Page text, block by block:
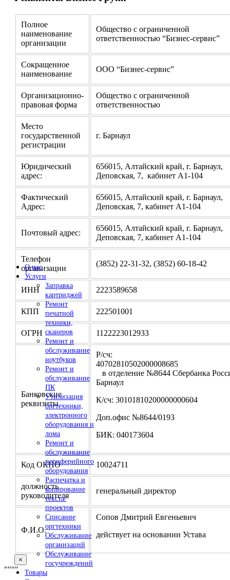
О нас
Услуги
Заправка
картриджей
Ремонт
печатной
техники,
сканеров
Ремонт и
обслуживание
ноутбуков
Ремонт и
обслуживание
ПК
Утилизация
оргтехники,
электронного
оборудования и
лома
Ремонт и
обслуживание
периферийного
оборудования
Распечатка и
копирование
текста/
проектов
Списание
оргтехники
Обслуживание
организаций
Обслуживание
госучреждений
Товары
Полное
наименование
организации
Общество с ограниченной
ответственностью “Бизнес-сервис”
Сокращенное
наименование
ООО “Бизнес-сервис”
Организационно-
правовая форма
Общество с ограниченной
ответственностью
Место
государственной
регистрации
г. Барнаул
Юридический
адрес:
656015, Алтайский край, г. Барнаул,
Деповская, 7, кабинет А1-104
Фактический
Адрес:
656015, Алтайский край, г. Барнаул,
Деповская, 7, кабинет А1-104
Почтовый адрес:
656015, Алтайский край, г. Барнаул,
Деповская, 7, кабинет А1-104
Телефон
организации
(3852) 22-31-32, (3852) 60-18-42
ИНН 2223589658
КПП 222501001
ОГРН 1122223012933
Банковские
реквизиты
Р/сч:
в отделение №8644 Сбербанка
Барнаул
К/сч: 30101810200000000604
Доп.офис №8644/0193
БИК: 040173604
Код ОКПО 10024711
должность
руководителя
генеральный директор
Ф.И.О.
Сопов Дмитрий Евгеньевич
действует на основании Устава
×
""""